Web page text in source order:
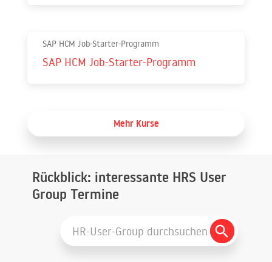
SAP HCM Job-Starter-Programm
SAP HCM Job-Starter-Programm
Mehr Kurse
Rückblick: interessante HRS User
Group Termine
Search
Button